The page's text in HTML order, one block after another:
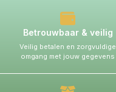
Betrouwbaar & veilig
Veilig betalen en zorgvuldige
omgang met jouw gegevens